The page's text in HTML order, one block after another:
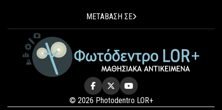
ΜΕΤΑΒΑΣΗ ΣΕ
© 2026 Photodentro LOR+